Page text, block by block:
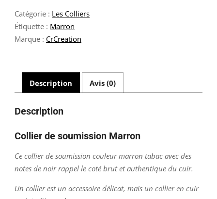
soumission
Marron
Catégorie : Les Colliers
Étiquette : Marron
Marque : CrCreation
Description Avis (0)
Description
Collier de soumission Marron
Ce collier de soumission couleur marron tabac avec des
notes de noir rappel le coté brut et authentique du cuir.
Un collier est un accessoire délicat, mais un collier en cuir